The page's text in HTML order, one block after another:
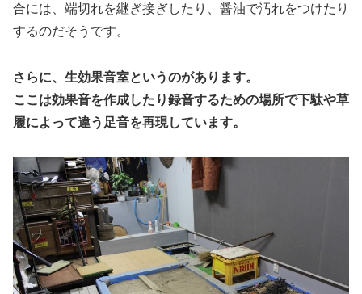
合には、端切れを継ぎ接ぎしたり、醤油で汚れをつけたり
するのだそうです。
さらに、生効果音室というのがあります。
ここは効果音を作成したり録音するための場所で下駄や草
履によって違う足音を再現しています。